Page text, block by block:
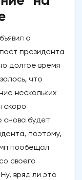
о
президента
долгое время
что
нескольких
скоро
снова будет
поэтому,
пообещал
своего
вряд ли это